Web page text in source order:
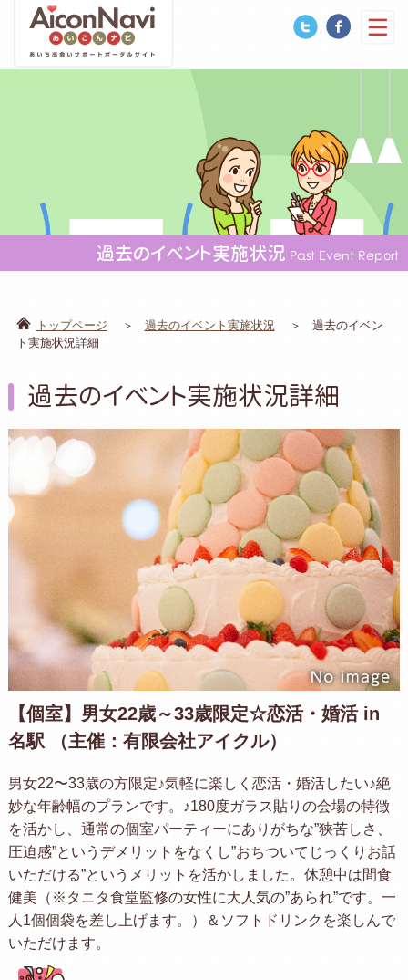
過去のイベント実施状況 Past Event Report
トップページ 過去のイベント実施状況
過去のイベン
ト実施状況詳細
過去のイベント実施状況詳細
【個室】男女22歳～33歳限定☆恋活・婚活 in
名駅 （主催：有限会社アイクル）
男女22〜33歳の方限定♪気軽に楽しく恋活・婚活したい♪絶
妙な年齢幅のプランです。♪180度ガラス貼りの会場の特徴
を活かし、通常の個室パーティーにありがちな”狭苦しさ、
圧迫感”というデメリットをなくし”おちついてじっくりお話
いただける”というメリットを活かしました。休憩中は間食
健美（※タニタ食堂監修の女性に大人気の”あられ”です。一
人1個個袋を差し上げます。）＆ソフトドリンクを楽しんで
いただけます。